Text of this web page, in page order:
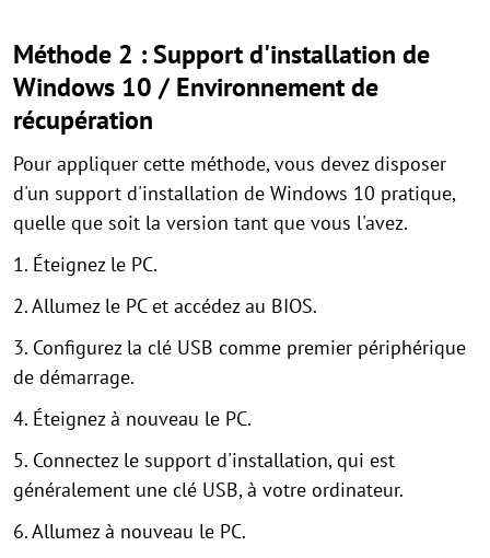
Méthode 2 : Support d'installation de
Windows 10 / Environnement de
récupération
Pour appliquer cette méthode, vous devez disposer
d'un support d'installation de Windows 10 pratique,
quelle que soit la version tant que vous l'avez.
1. Éteignez le PC.
2. Allumez le PC et accédez au BIOS.
3. Configurez la clé USB comme premier périphérique
de démarrage.
4. Éteignez à nouveau le PC.
5. Connectez le support d'installation, qui est
généralement une clé USB, à votre ordinateur.
6. Allumez à nouveau le PC.